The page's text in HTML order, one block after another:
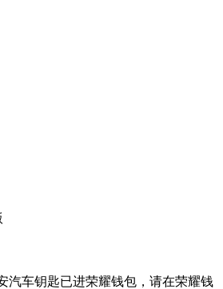
汽车钥匙已进荣耀钱包，请在荣耀钱